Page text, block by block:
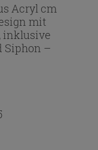
Acryl cm
mit
inklusive
Siphon –